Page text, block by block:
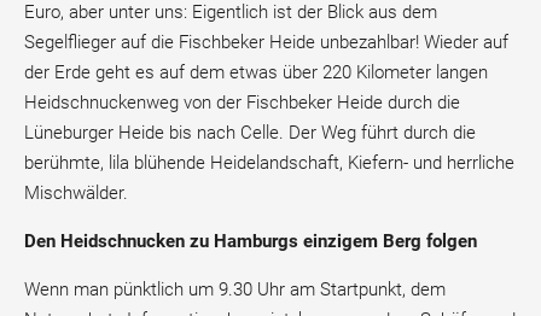
Euro, aber unter uns: Eigentlich ist der Blick aus dem
Segelflieger auf die Fischbeker Heide unbezahlbar! Wieder auf
der Erde geht es auf dem etwas über 220 Kilometer langen
Heidschnuckenweg von der Fischbeker Heide durch die
Lüneburger Heide bis nach Celle. Der Weg führt durch die
berühmte, lila blühende Heidelandschaft, Kiefern- und herrliche
Mischwälder.
Den Heidschnucken zu Hamburgs einzigem Berg folgen
Wenn man pünktlich um 9.30 Uhr am Startpunkt, dem